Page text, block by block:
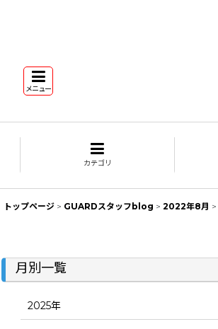
メニュー
カテゴリ
トップページ > GUARDスタッフblog > 2022年8月 >
月別一覧
2025年